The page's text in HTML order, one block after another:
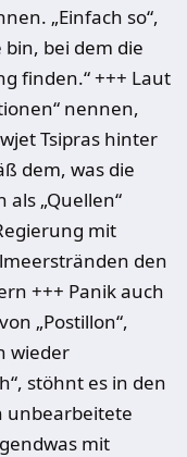
„Einfach so“,
bin, bei dem die
finden.“ +++ Laut
nennen,
Tsipras hinter
dem, was die
„Quellen“
mit
den
+++ Panik auch
„Postillon“,
wieder
stöhnt es in den
unbearbeitete
mit